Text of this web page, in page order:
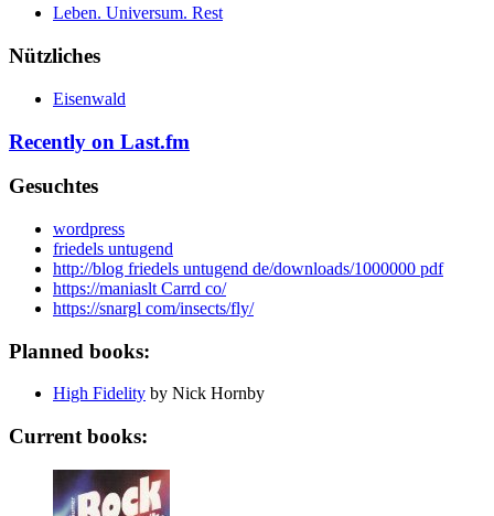
Leben. Universum. Rest
Nützliches
Eisenwald
Recently on Last.fm
Gesuchtes
wordpress
friedels untugend
http://blog friedels untugend de/downloads/1000000 pdf
https://maniaslt Carrd co/
https://snargl com/insects/fly/
Planned books:
High Fidelity by Nick Hornby
Current books: